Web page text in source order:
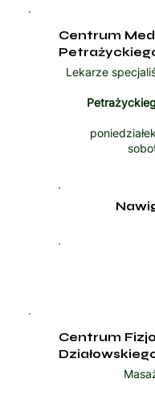
Centrum
Lekarze
Centrum